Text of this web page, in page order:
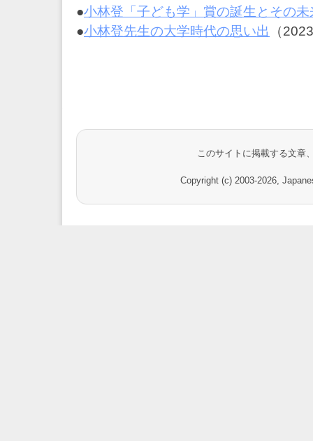
●小林登「子ども学」賞の誕生とその未
●小林登先生の大学時代の思い出 （
このサイトに掲載する文章
Copyright (c) 2003-2026,